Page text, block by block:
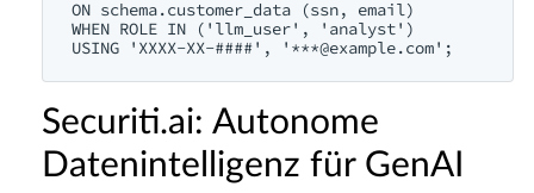
ON schema.customer_data (ssn, email)
WHEN ROLE IN ('llm_user', 'analyst')
Securiti.ai: Autonome
Datenintelligenz für GenAI